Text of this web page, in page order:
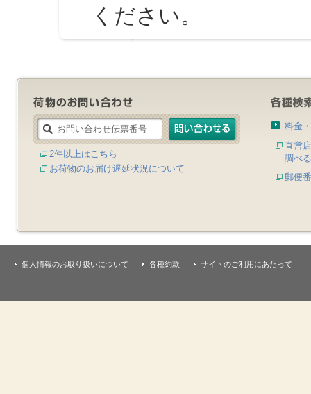
ください。
2件以上はこちら
お荷物のお届け遅延状況について
料金
直営
調べる
郵便
個人情報のお取り扱いについて 各種約款 サイトのご利用にあたって